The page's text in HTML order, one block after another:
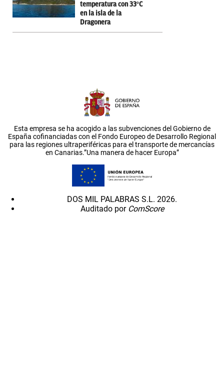
temperatura con 33ºC
en la isla de la
Dragonera
Esta empresa se ha acogido a las subvenciones del Gobierno de
España cofinanciadas con el Fondo Europeo de Desarrollo Regional
para las regiones ultraperiféricas para el transporte de mercancías
en Canarias.”Una manera de hacer Europa”
DOS MIL PALABRAS S.L. 2026.
Auditado por ComScore